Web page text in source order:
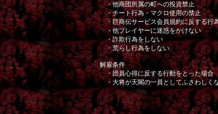
・他商団所属の町への投資禁止
・チート行為・マクロ使用の禁止
・巨商伝サービス会員規約に反する行
・他プレイヤーに迷惑をかけない
・詐欺行為をしない
・荒らし行為をしない
解雇条件
・団員心得に反する行動をとった場合
・大将が天閣の一員としてふさわしく